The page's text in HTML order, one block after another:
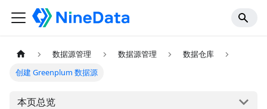
数据源管理 数据源管理
数据仓库
创建 Greenplum 数据源
本页总览